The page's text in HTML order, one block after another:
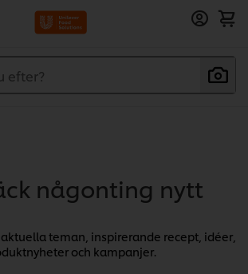
efter?
någonting nytt
teman, inspirerande recept, idéer,
och kampanjer.